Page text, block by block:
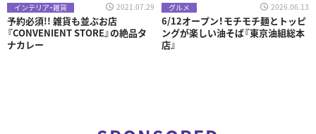
インテリア・雑貨
2021.07.29
予約必須!! 雑貨も並ぶお店
『CONVENIENT STORE』の絶品タ
ナカレー
グルメ
2026.06.13
6/12オープン！モチモチ麺とトッピ
ングが楽しい油そば『東京油組総本
店』